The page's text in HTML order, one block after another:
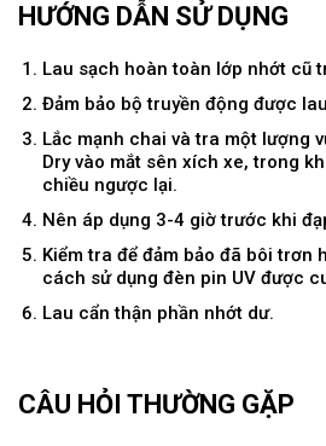
HƯỚNG DẪN SỬ DỤNG
Lau sạch hoàn toàn lớp nhớt cũ
Đảm bảo bộ truyền động được
Lắc mạnh chai và tra một lượng
Dry vào mắt sên xích xe, trong
chiều ngược lại.
Nên áp dụng 3-4 giờ trước khi
Kiểm tra để đảm bảo đã bôi trơn
cách sử dụng đèn pin UV được
Lau cẩn thận phần nhớt dư.
CÂU HỎI THƯỜNG GẶP